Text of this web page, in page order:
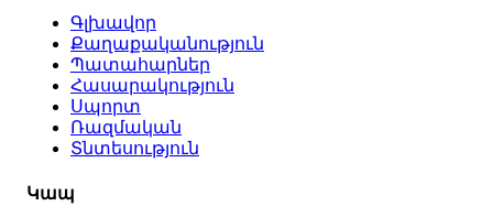
Գլխավոր
Քաղաքականություն
Պատահարներ
Հասարակություն
Սպորտ
Ռազմական
Տնտեսություն
Կապ